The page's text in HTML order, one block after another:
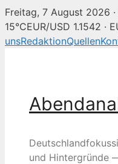
Freitag, 7 August 2026 ·
15°CEUR/USD 1.1542 ·
unsRedaktionQuellen
und Hintergründe